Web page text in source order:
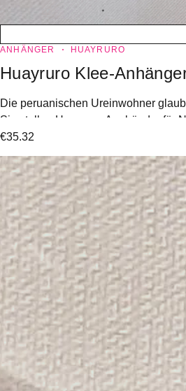
ANHÄNGER HUAYRURO
Huayruro Klee-
Die peruanischen Ureinwohner
Sie stellen Huayruro-Armbänder für
€35.32